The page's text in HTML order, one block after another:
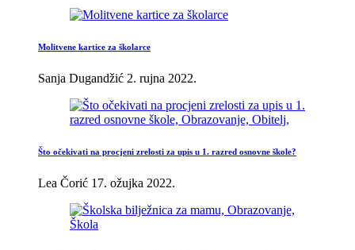
Molitvene kartice za školarce
Sanja Dugandžić 2. rujna 2022.
Što očekivati na procjeni zrelosti za upis u 1. razred osnovne škole?
Lea Čorić 17. ožujka 2022.